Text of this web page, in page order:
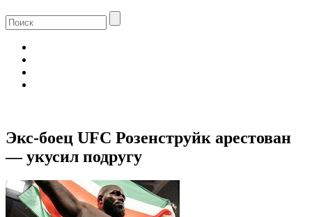
Экс-боец UFC Розенструйк арестован
— укусил подругу